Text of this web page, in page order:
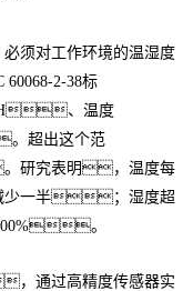
须对工作环境的温湿度
2-38标
、温度
超出这个范
研究表明，温度每
少一半；湿度超
。
，通过高精度传感器实